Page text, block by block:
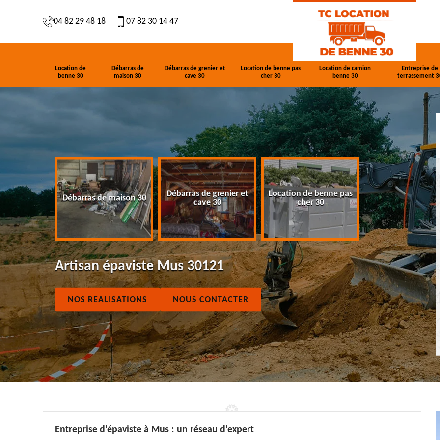
04 82 29 48 18 07 82 30 14 47
Location de
benne 30
Débarras de
maison 30
Débarras de grenier et
cave 30
Location de benne pas
cher 30
Location de camion
benne 30
Entreprise de
terrassement
benne 30 Débarras de maison 30
Débarras de grenier et
cave 30
Location de benne pas
cher 30
Location de
benne 30
Artisan épaviste Mus 30121
NOS REALISATIONS NOUS CONTACTER
Entreprise d’épaviste à Mus : un réseau d’expert